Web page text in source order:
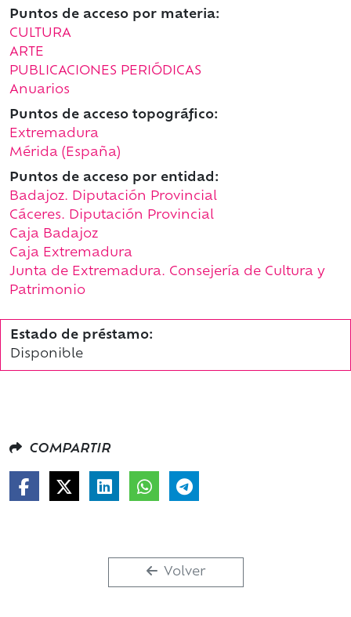
Puntos de acceso por materia:
CULTURA
ARTE
PUBLICACIONES PERIÓDICAS
Anuarios
Puntos de acceso topográfico:
Extremadura
Mérida (España)
Puntos de acceso por entidad:
Badajoz. Diputación Provincial
Cáceres. Diputación Provincial
Caja Badajoz
Caja Extremadura
Junta de Extremadura. Consejería de Cultura y
Patrimonio
Estado de préstamo:
Disponible
COMPARTIR
Volver